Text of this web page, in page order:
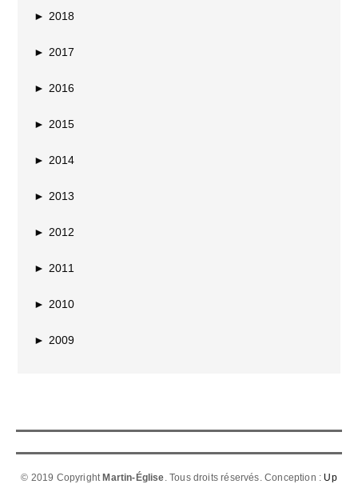
► 2018
► 2017
► 2016
► 2015
► 2014
► 2013
► 2012
► 2011
► 2010
► 2009
© 2019 Copyright Martin-Église. Tous droits réservés. Conception : Up